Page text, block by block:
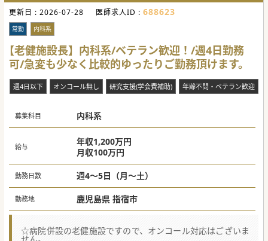
更新日 : 2026-07-28 医師求人ID : 688623
常勤 内科系
【老健施設長】内科系/ベテラン歓迎！/週4日勤務
可/急変も少なく比較的ゆったりご勤務頂けます。
週4日以下 オンコール無し 研究支援(学会費補助) 年齢不問・ベテラン歓迎
募集科目 内科系
給与
年収1,200万円
月収100万円
勤務日数 週4～5日（月～土）
勤務地 鹿児島県 指宿市
☆病院併設の老健施設ですので、オンコール対応はございま